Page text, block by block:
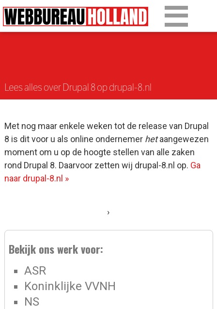
Lees alles over Drupal 8 op drupal-8.nl
Gepost op 24 augustus 2015
Over Drupal
Artikelen
Tarieven
Met nog maar enkele weken tot de release van Drupal
8 is dit voor u als online ondernemer hetaangewezen
moment om u op de hoogte stellen van alle zaken
rond Drupal 8. Daarvoor zetten wij drupal-8.nl op. Ga
naar drupal-8.nl »
›
Bekijk ons werk voor:
ASR
Koninklijke VVNH
NS